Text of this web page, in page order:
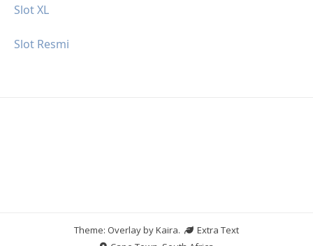
Slot XL
Slot Resmi
Theme: Overlay byKaira.
Extra Text